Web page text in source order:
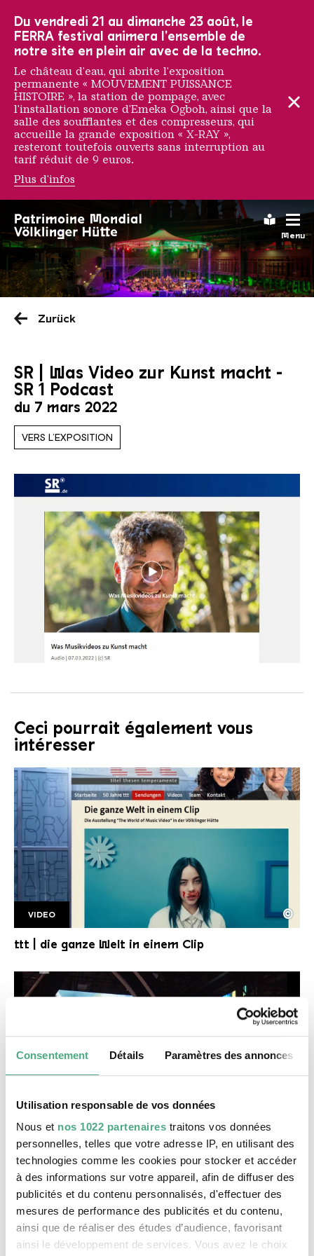
Consentement Détails Paramètres des annonces
Utilisation responsable de vos données
Nous et nos 1022 partenaires traitons vos données
personnelles, telles que votre adresse IP, en utilisant des
technologies comme les cookies pour stocker et accéder
à des informations sur votre appareil, afin de diffuser des
publicités et du contenu personnalisés, d'effectuer des
mesures de performance des publicités et du contenu,
ainsi que de réaliser des études d’audience, favorisant
ainsi le développement de services. Vous avez le choix
Menu
Saarländischen
Zurück
SR | Was Video zur Kunst macht -
SR 1 Podcast
du 7 mars 2022
VERS L’EXPOSITION
Ceci pourrait également vous
intéresser
TTT bild
Copyright: HR | ttt
©
VIDEO
ttt | die ganze Welt in einem Clip
SR Wir im Saarland
SR | Wir im Saarland - Kultur
Du vendredi 21 au dimanche 23 août, le
FERRA festival animera l'ensemble de
notre site en plein air avec de la techno.
Le château d'eau, qui abrite l'exposition
permanente « MOUVEMENT PUISSANCE
HISTOIRE », la station de pompage, avec
l'installation sonore d'Emeka Ogboh, ainsi que la
salle des soufflantes et des compresseurs, qui
accueille la grande exposition « X-RAY »,
resteront toutefois ouverts sans interruption au
tarif réduit de 9 euros.
Plus d'infos